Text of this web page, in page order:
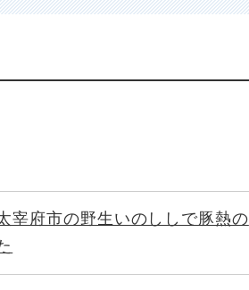
宰府市の野生いのししで豚熱の